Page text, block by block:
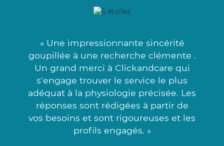
« Une impressionnante sincérité
goupillée à une recherche clémente .
Un grand merci à Clickandcare qui
s'engage trouver le service le plus
adéquat à la physiologie précisée. Les
réponses sont rédigées à partir de
vos besoins et sont rigoureuses et les
profils engagés. »